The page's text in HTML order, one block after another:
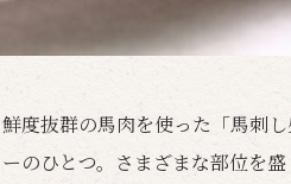
度抜群の馬肉を使った「馬刺
のひとつ。さまざまな部位を